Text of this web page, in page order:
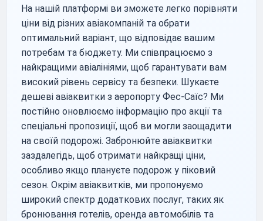
На нашій платформі ви зможете легко порівняти
ціни від різних авіакомпаній та обрати
оптимальний варіант, що відповідає вашим
потребам та бюджету. Ми співпрацюємо з
найкращими авіалініями, щоб гарантувати вам
високий рівень сервісу та безпеки. Шукаєте
дешеві авіаквитки з аеропорту Фес-Саїс? Ми
постійно оновлюємо інформацію про акції та
спеціальні пропозиції, щоб ви могли заощадити
на своїй подорожі. Забронюйте авіаквитки
заздалегідь, щоб отримати найкращі ціни,
особливо якщо плануєте подорож у піковий
сезон. Окрім авіаквитків, ми пропонуємо
широкий спектр додаткових послуг, таких як
бронювання готелів, оренда автомобілів та